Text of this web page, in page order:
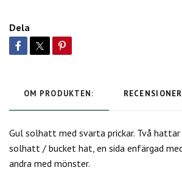
Dela
OM PRODUKTEN: RECENSIONER
Gul solhatt med svarta prickar. Två
solhatt / bucket hat, en sida enfärgad
andra med mönster.